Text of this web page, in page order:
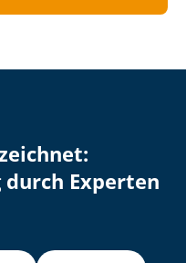
Experten